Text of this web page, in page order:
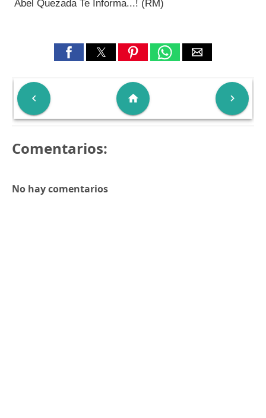
Abel Quezada Te Informa...! (RM)
 
home
Comentarios:
No hay comentarios